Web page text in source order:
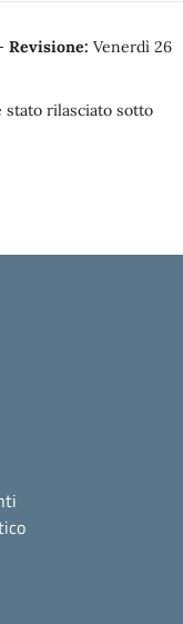
Revisione: Venerdì 26
stato rilasciato sotto